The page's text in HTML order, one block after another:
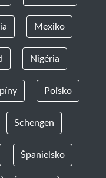
Mexiko
Nigéria
Poľsko
Schengen
Španielsko